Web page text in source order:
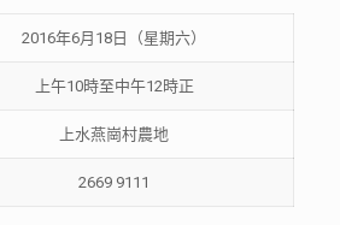
2016年6月18日（星期六）
上午10時至中午12時正
上水燕崗村農地
2669 9111